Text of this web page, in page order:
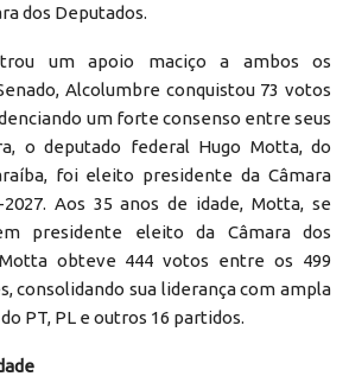
dos Deputados.
um apoio maciço a ambos os
Alcolumbre conquistou 73 votos
um forte consenso entre seus
o deputado federal Hugo Motta, do
foi eleito presidente da Câmara
Aos 35 anos de idade, Motta, se
presidente eleito da Câmara dos
obteve 444 votos entre os 499
consolidando sua liderança com ampla
PT, PL e outros 16 partidos.